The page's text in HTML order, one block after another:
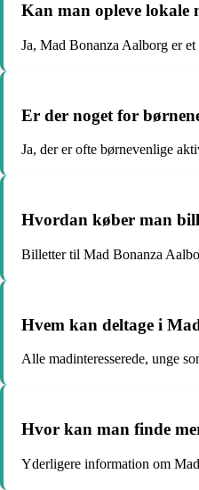
Kan man opleve lokale
Ja, Mad Bonanza Aalborg er
Er der noget for
Ja, der er ofte børnevenlige
Hvordan køber man
Billetter til Mad Bonanza
Hvem kan deltage i
Alle madinteresserede, unge
Hvor kan man finde
Yderligere information om